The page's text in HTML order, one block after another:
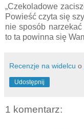
„Czekoladowe
Powieść czyta się
nie sposób
to ta powinna się
Recenzje na widelcu o
Udostępnij
1 komentarz: